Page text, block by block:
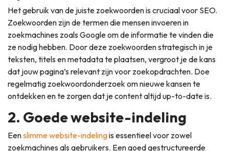
Het gebruik van de juiste zoekwoorden is cruciaal voor SEO.
Zoekwoorden zijn de termen die mensen invoeren in
zoekmachines zoals Google om de informatie te vinden die
ze nodig hebben. Door deze zoekwoorden strategisch in je
teksten, titels en metadata te plaatsen, vergroot je de kans
dat jouw pagina’s relevant zijn voor zoekopdrachten. Doe
regelmatig zoekwoordonderzoek om nieuwe kansen te
ontdekken en te zorgen dat je content altijd up-to-date is.
2. Goede website-indeling
Eenslimme website-indelingis essentieel voor zowel
zoekmachines als gebruikers. Een goed gestructureerde